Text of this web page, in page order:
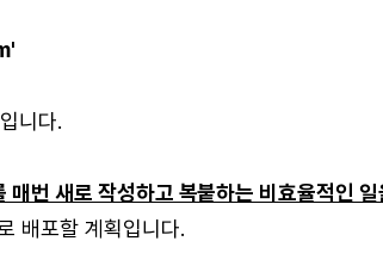
니다.
매번 새로 작성하고 복붙하는 비효율적인 일
배포할 계획입니다.